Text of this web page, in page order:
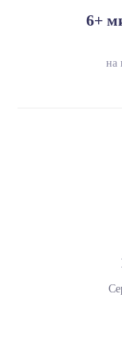
6+
на